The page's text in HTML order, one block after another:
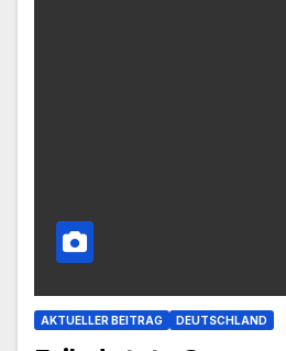
AKTUELLER BEITRAG DEUTSCHLAND